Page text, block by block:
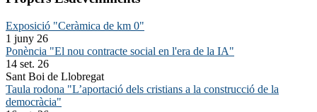
Exposició "Ceràmica de km 0"
1 juny 26
Ponència "El nou contracte social en l'era de la IA"
14 set. 26
Sant Boi de Llobregat
Taula rodona "L’aportació dels cristians a la construcció de la
democràcia"